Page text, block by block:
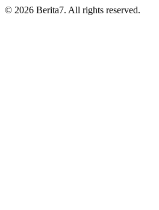
© 2026 Berita7. All rights reserved.